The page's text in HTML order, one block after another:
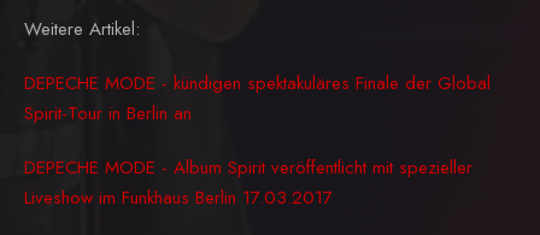
Weitere Artikel:
DEPECHE MODE - kündigen spektakuläres Finale der Global
Spirit-Tour in Berlin an
DEPECHE MODE - Album Spirit veröffentlicht mit spezieller
Liveshow im Funkhaus Berlin 17.03.2017